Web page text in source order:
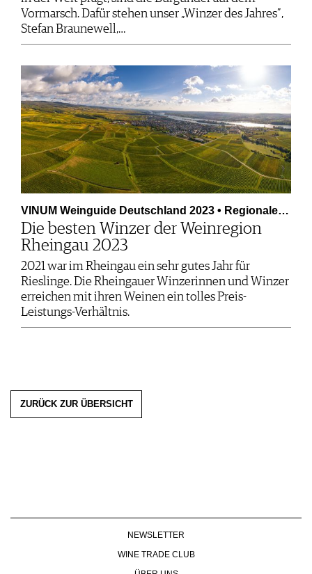
Vormarsch. Dafür stehen unser „Winzer des Jahres”,
Stefan Braunewell,…
VINUM Weinguide Deutschland 2023 • Regionale…
Die besten Winzer der Weinregion
Rheingau 2023
2021 war im Rheingau ein sehr gutes Jahr für
Rieslinge. Die Rheingauer Winzerinnen und Winzer
erreichen mit ihren Weinen ein tolles Preis-
Leistungs-Verhältnis.
ZURÜCK ZUR ÜBERSICHT
NEWSLETTER
WINE TRADE CLUB